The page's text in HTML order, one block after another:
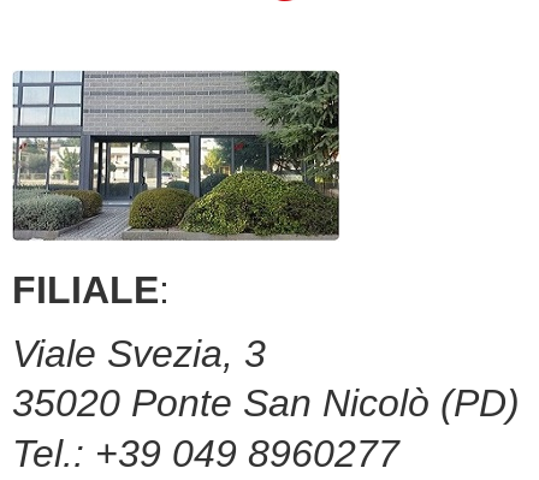
FILIALE:
Viale Svezia, 3
35020 Ponte San Nicolò (PD)
Tel.: +39 049 8960277